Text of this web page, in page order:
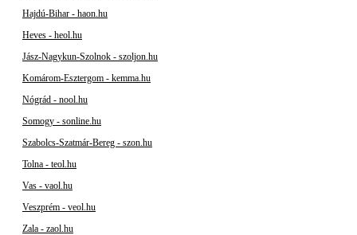
Hajdú-Bihar - haon.hu
Heves - heol.hu
Jász-Nagykun-Szolnok - szoljon.hu
Komárom-Esztergom - kemma.hu
Nógrád - nool.hu
Somogy - sonline.hu
Szabolcs-Szatmár-Bereg - szon.hu
Tolna - teol.hu
Vas - vaol.hu
Veszprém - veol.hu
Zala - zaol.hu